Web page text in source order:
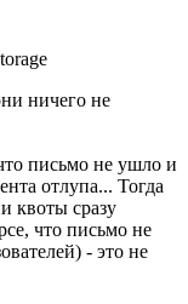
ничего не
письмо не ушло и
отлупа... Тогда
квоты сразу
что письмо не
- это не